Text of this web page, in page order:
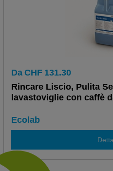
Da CHF 131.30
Rincare Liscio, Pulita
lavastoviglie con caffè
Ecolab